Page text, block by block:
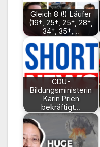
Gleich 8 (!) Läufer
(19†, 25†, 25†, 28†,
34†, 35†,…
CDU-
Bildungsministerin
Karin Prien
bekräftigt…